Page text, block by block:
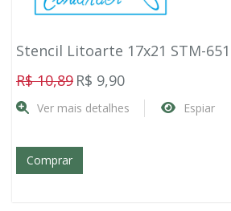
Stencil Litoarte 17x21 STM-651
R$ 10,89 R$ 9,90
Ver mais detalhes Espiar
Comprar